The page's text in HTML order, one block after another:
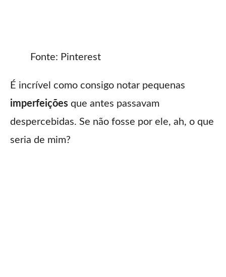
Fonte: Pinterest
É incrível como consigo notar pequenas
imperfeições que antes passavam
despercebidas. Se não fosse por ele, ah, o que
seria de mim?